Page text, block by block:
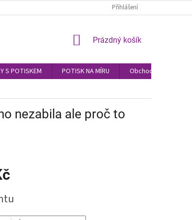
Přihlášení
NÁKUPNÍ
Prázdný košík
S POTISKEM POTISK NA MÍRU
Obchodní podmínky
nezabila ale proč to